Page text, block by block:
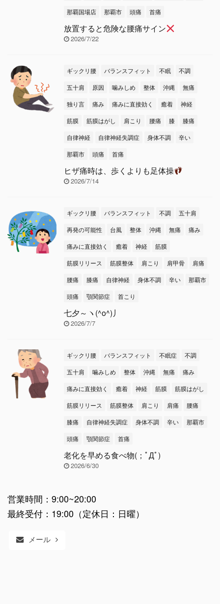
那覇国場店
那覇市 頭痛 首痛
放置すると危険な腰痛サイン
2026/7/22
ギックリ腰 バランスフィット 不眠
不調
五十肩
原因 噛みしめ 整体 沖縄
無痛
独り言
痛み 痛みに直接効く 癒着
神経
筋膜
筋膜はがし 肩こり 腰痛 膝
膝痛
自律神経
自律神経失調症 身体不調
辛い
那覇市
頭痛 首痛
ヒザ痛時は、歩くよりも足体操
2026/7/14
ギックリ腰 バランスフィット 不調
五十肩
再発の可能性
台風 整体 沖縄 無痛
痛み
痛みに直接効く
癒着 神経
筋膜
筋膜リリース
筋膜整体 肩こり 肩甲骨
肩痛
腰痛
膝痛 自律神経 身体不調 辛い
那覇市
頭痛
顎関節症 首こり
七夕～ヽ(^o^)丿
2026/7/7
ギックリ腰 バランスフィット 不眠症
不調
五十肩
噛みしめ 整体 沖縄 無痛
痛み
痛みに直接効く
癒着 神経 筋膜
筋膜はがし
筋膜リリース
筋膜整体 肩こり 肩痛
腰痛
膝痛
自律神経失調症 身体不調 辛い
那覇市
頭痛
顎関節症 首痛
老化を早める食べ物(；ﾟДﾟ)
2026/6/30
営業時間：9:00~20:00
最終受付：19:00（定休日：日曜）
メール